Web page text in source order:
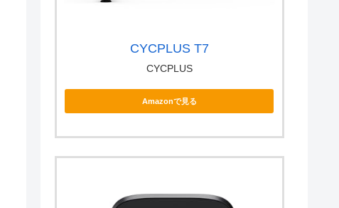
CYCPLUS T7
CYCPLUS
Amazonで見る